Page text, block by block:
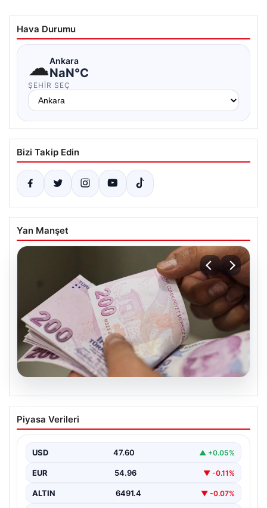
Hava Durumu
☁Ankara
NaN°C
ŞEHIR SEÇ
Bizi Takip Edin
Yan Manşet
05.08.2026
Bayram ikramiyeleri ne zaman yatacak?
2026 Kurban Bayramı emekli ikramiye
Piyasa Verileri
USD 47.60 ▲ +0.05%
EUR 54.96 ▼ -0.11%
ALTIN 6491.4 ▼ -0.07%